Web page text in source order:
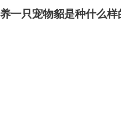
养一只宠物貂是种什么样